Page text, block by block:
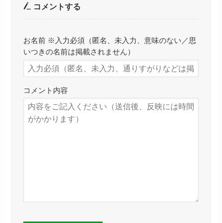
コメントする
お名前 ※入力必須（匿名、未入力、意味のない／思
いつきの名前は掲載されません）
コメント内容